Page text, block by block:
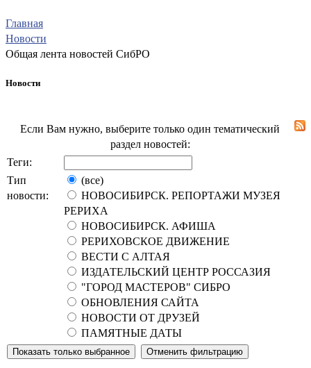
Главная
Новости
Общая лента новостей СибРО
Новости
Если Вам нужно, выберите только один тематический
раздел новостей:
Теги:
Тип
новости:
(все)
НОВОСИБИРСК. РЕПОРТАЖИ МУЗЕЯ
РЕРИХА
НОВОСИБИРСК. АФИША
РЕРИХОВСКОЕ ДВИЖЕНИЕ
ВЕСТИ С АЛТАЯ
ИЗДАТЕЛЬСКИЙ ЦЕНТР РОССАЗИЯ
"ГОРОД МАСТЕРОВ" СИБРО
ОБНОВЛЕНИЯ САЙТА
НОВОСТИ ОТ ДРУЗЕЙ
ПАМЯТНЫЕ ДАТЫ